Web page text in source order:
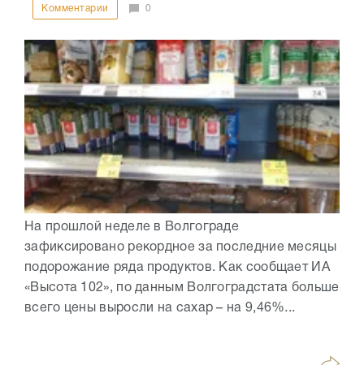
Комментарии 0
На прошлой неделе в Волгограде
зафиксировано рекордное за последние месяцы
подорожание ряда продуктов. Как сообщает ИА
«Высота 102», по данным Волгоградстата больше
всего цены выросли на сахар – на 9,46%...